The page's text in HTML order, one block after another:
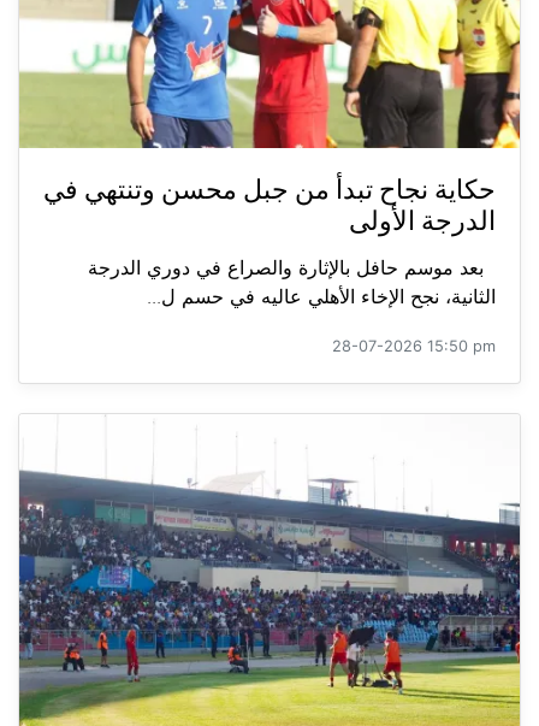
حكاية نجاح تبدأ من جبل محسن وتنتهي في
الدرجة الأولى
بعد موسم حافل بالإثارة والصراع في دوري الدرجة
الثانية، نجح الإخاء الأهلي عاليه في حسم ل...
28-07-2026 15:50 pm